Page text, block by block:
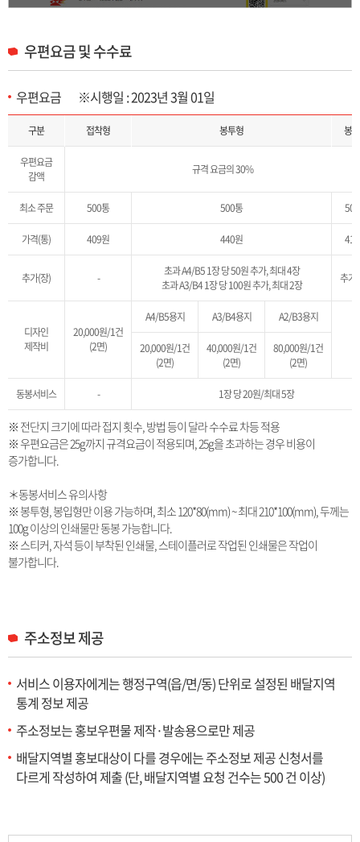
우편요금 및 수수료
우편요금 ※시행일 : 2023년 3월 01일
우편요금 및 수수료 목록으로 구분, 접착형, 봉투형, 봉입형 제공
구분 접착형 봉투형 봉
우편요금
감액
규격 요금의 30%
최소 주문 500통 500통
가격(통) 409원 440원
추가(장) -
초과 A4/B5 1장 당 50원 추가, 최대 4장
초과 A3/B4 1장 당 100원 추가, 최대 2장
추가
디자인
제작비
20,000원/1건
(2면)
A4/B5용지 A3/B4용지
A2/B3용지
20,000원/1건
(2면)
40,000원/1건
(2면)
80,000원/1건
(2면)
동봉서비스 - 1장 당 20원/최대 5장
※ 전단지 크기에 따라 접지 횟수, 방법 등이 달라 수수료 차등 적용
※ 우편요금은 25g까지 규격요금이 적용되며, 25g을 초과하는 경우 비용이
증가합니다.
＊동봉서비스 유의사항
※ 봉투형, 봉입형만 이용 가능하며, 최소 120*80(mm) ~ 최대 210*100(mm), 두께는
100g 이상의 인쇄물만 동봉 가능합니다.
※ 스티커, 자석 등이 부착된 인쇄물, 스테이플러로 작업된 인쇄물은 작업이
불가합니다.
주소정보 제공
서비스 이용자에게는 행정구역(읍/면/동) 단위로 설정된 배달지역
통계 정보 제공
주소정보는 홍보우편물 제작·발송용으로만 제공
배달지역별 홍보대상이 다를 경우에는 주소정보 제공 신청서를
다르게 작성하여 제출(단, 배달지역별 요청 건수는 500 건 이상)